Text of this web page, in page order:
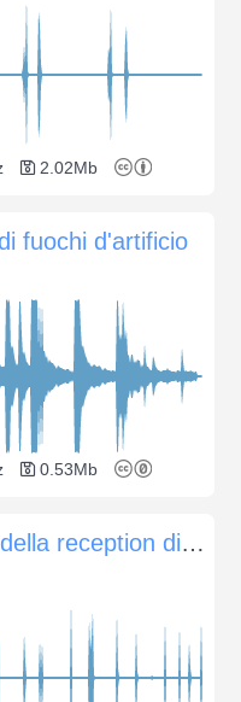
2.02Mb
fuochi d'artificio
0.53Mb
Un vecchio campanello della reception di un albergo, a segnale singolo e multiplo